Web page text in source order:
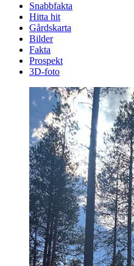
Snabbfakta
Hitta hit
Gårdskarta
Bilder
Fakta
Prospekt
3D-foto